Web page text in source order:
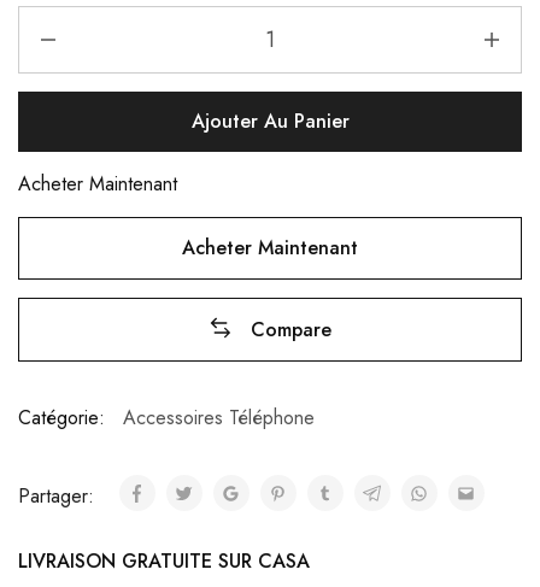
Ajouter Au Panier
Acheter Maintenant
Acheter Maintenant
Compare
Catégorie: Accessoires Téléphone
Partager:
LIVRAISON GRATUITE SUR CASA